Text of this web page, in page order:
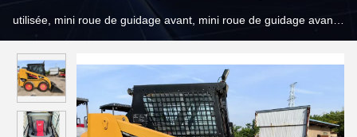
utilisée, mini roue de guidage avant, mini roue de guidage avant,